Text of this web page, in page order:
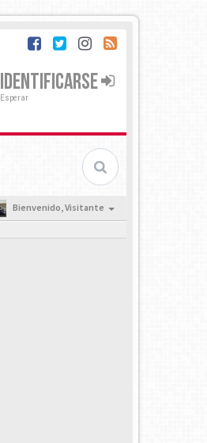
IDENTIFICARSE
Esperar
Bienvenido,Visitante